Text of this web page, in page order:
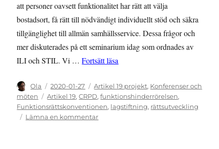
att personer oavsett funktionalitet har rätt att välja
bostadsort, få rätt till nödvändigt individuellt stöd och säkra
tillgänglighet till allmän samhällsservice. Dessa frågor och
mer diskuterades på ett seminarium idag som ordnades av
ILI och STIL. Vi …Fortsätt läsa
Författare
Ola
Publicerat
den
2020-01-27 Kategorier
Artikel 19 projekt, Konferenser och
möten
Etiketter
Artikel 19,CRPD,funktionshinderrörelsen,
Funktionsrättskonventionen, lagstiftning, rättsutveckling
Lämna en kommentartill